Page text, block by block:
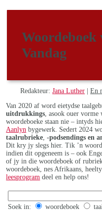
Vandag
Redakteur:Jana Luther |En
Van 2020 af word eietydse
uitdrukkings , asook ouer
woordeboeke staan nie – intyds
Aanlyn bygewerk. Sedert 2024
taalrubrieke ,-podsendings en
Dit kry jy slegs hier. Tik ’n
indien dit opgeneem is – ook
of jy in die woordeboek of
woordeboek, nes Afrikaans,
leesprogram deel en help ons!
Soek in: woordeboek